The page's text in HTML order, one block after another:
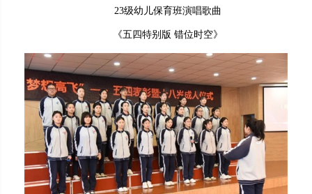
23级幼儿保育班演唱歌曲
《五四特别版 错位时空》